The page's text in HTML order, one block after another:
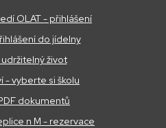
OLAT - přihlášení
do jídelny
život
- vyberte si školu
dokumentů
n M - rezervace